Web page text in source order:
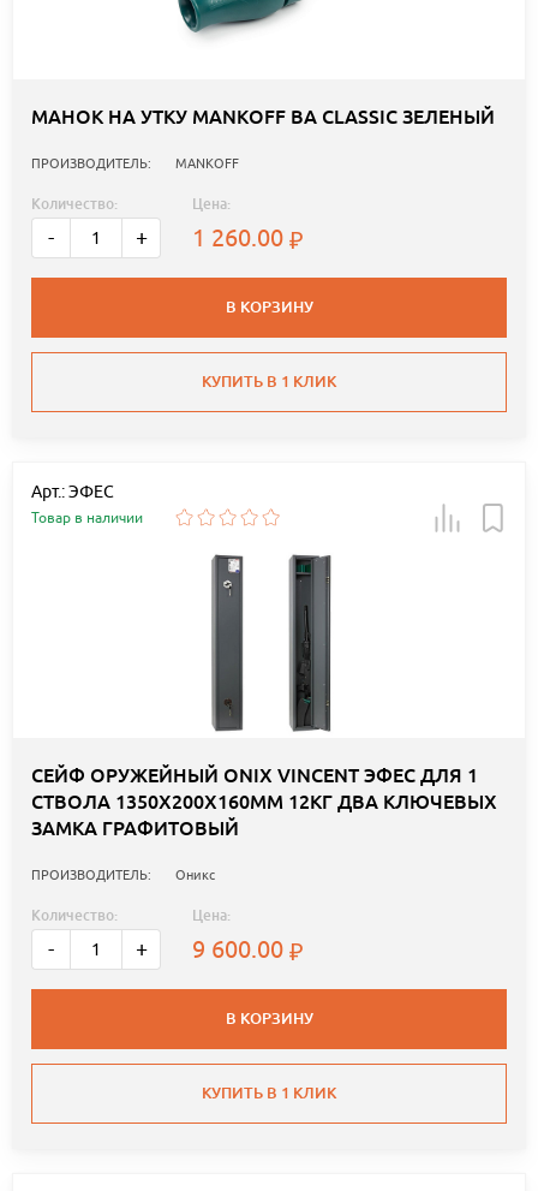
МАНОК НА УТКУ MANKOFF BA CLASSIC ЗЕЛЕНЫЙ
ПРОИЗВОДИТЕЛЬ: MANKOFF
Количество:
- +
Цена:
1 260.00
В КОРЗИНУ
КУПИТЬ В 1 КЛИК
Арт.: ЭФЕС
Товар в наличии
СЕЙФ ОРУЖЕЙНЫЙ ONIX VINCENT ЭФЕС ДЛЯ 1
СТВОЛА 1350Х200Х160ММ 12КГ ДВА КЛЮЧЕВЫХ
ЗАМКА ГРАФИТОВЫЙ
ПРОИЗВОДИТЕЛЬ: Оникс
Количество:
- +
Цена:
9 600.00
В КОРЗИНУ
КУПИТЬ В 1 КЛИК